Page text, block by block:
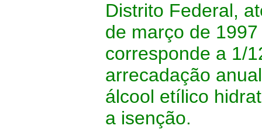
Distrito Federal,
de março de
corresponde a 1/
arrecadação
álcool etílico
a isenção.